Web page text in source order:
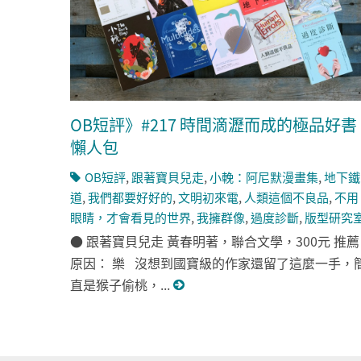
OB短評》#217 時間滴瀝而成的極品好書
懶人包
OB短評, 跟著寶貝兒走,小輓：阿尼默漫畫集,地下鐵
道,我們都要好好的,文明初來電, 人類這個不良品,不用
眼睛，才會看見的世界,我擁群像,過度診斷, 版型研究
● 跟著寶貝兒走 黃春明著，聯合文學，300元 推薦
原因： 樂 沒想到國寶級的作家還留了這麼一手，
直是猴子偷桃，...